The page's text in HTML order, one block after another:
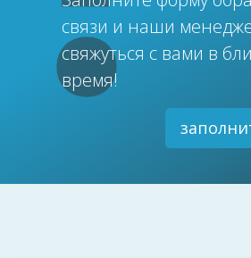
связи и наши
свяжуться с вами в
время!